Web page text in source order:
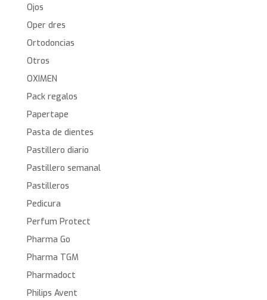
Ojos
Oper dres
Ortodoncias
Otros
OXIMEN
Pack regalos
Papertape
Pasta de dientes
Pastillero diario
Pastillero semanal
Pastilleros
Pedicura
Perfum Protect
Pharma Go
Pharma TGM
Pharmadoct
Philips Avent